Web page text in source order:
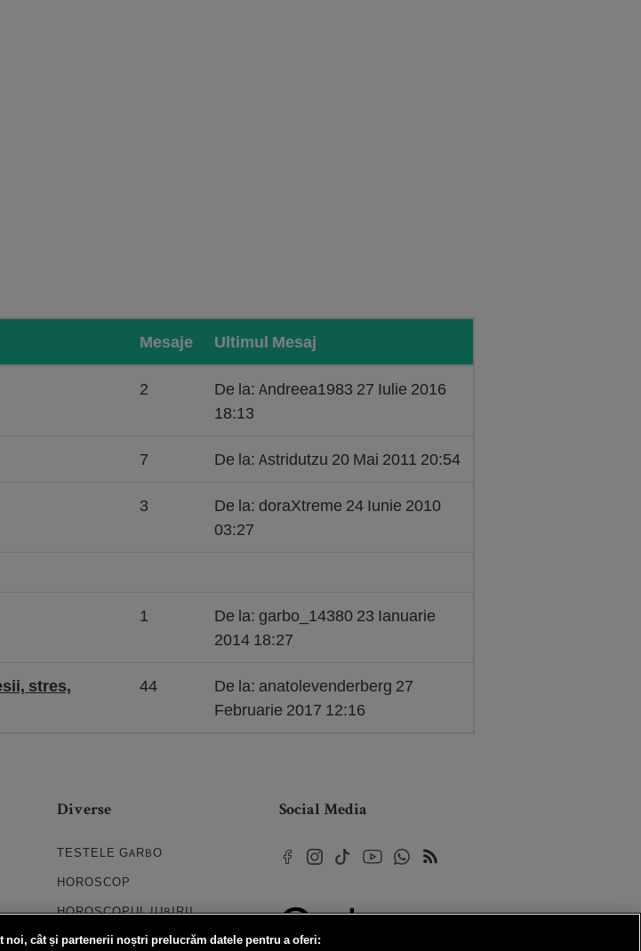
Mesaje Ultimul Mesaj
2
De la: Andreea1983 27 Iulie 2016
18:13
7 De la: Astridutzu 20 Mai 2011 20:54
3
De la: doraXtreme 24 Iunie 2010
03:27
1
De la: garbo_14380 23 Ianuarie
2014 18:27
stres,
44
De la: anatolevenderberg 27
Februarie 2017 12:16
Diverse
TESTELE GARBO
HOROSCOP
HOROSCOPUL IUBIRII
FORUMURI
Social Media
noi, cât și partenerii noștri prelucrăm datele pentru a oferi: